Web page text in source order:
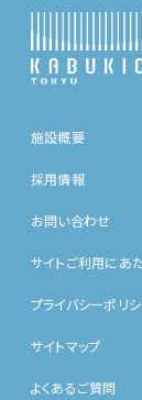
施設概要
採用情報
お問い合わせ
サイトご利用にあ
プライバシーポリ
サイトマップ
よくあるご質問